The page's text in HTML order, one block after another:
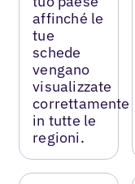
affinché le
tue
schede
vengano
visualizzate
correttamente
in tutte le
regioni.